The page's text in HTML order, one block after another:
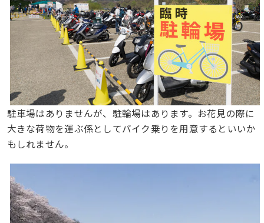
駐車場はありませんが、駐輪場はあります。お花見の際に
大きな荷物を運ぶ係としてバイク乗りを用意するといいか
もしれません。